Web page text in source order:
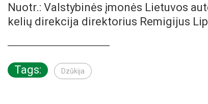
Nuotr.: Valstybinės įmonės Lietuvos
kelių direkcija direktorius Remigijus
Tags: Dzūkija